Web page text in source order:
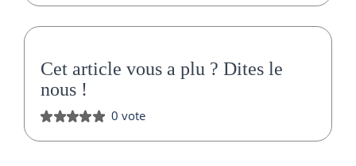
Cet article vous a plu ? Dites le
nous !
0 vote